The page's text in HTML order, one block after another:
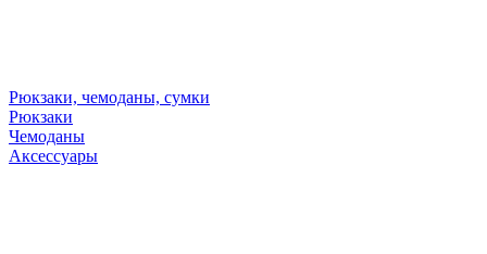
Рюкзаки, чемоданы, сумки
Рюкзаки
Чемоданы
Аксессуары